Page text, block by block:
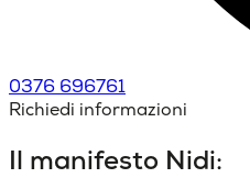
0376 696761
Richiedi informazioni
Il manifesto Nidi: